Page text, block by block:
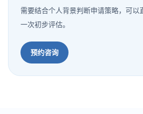
需要结合个人背景判断申请策略，可以
一次初步评估。
预约咨询